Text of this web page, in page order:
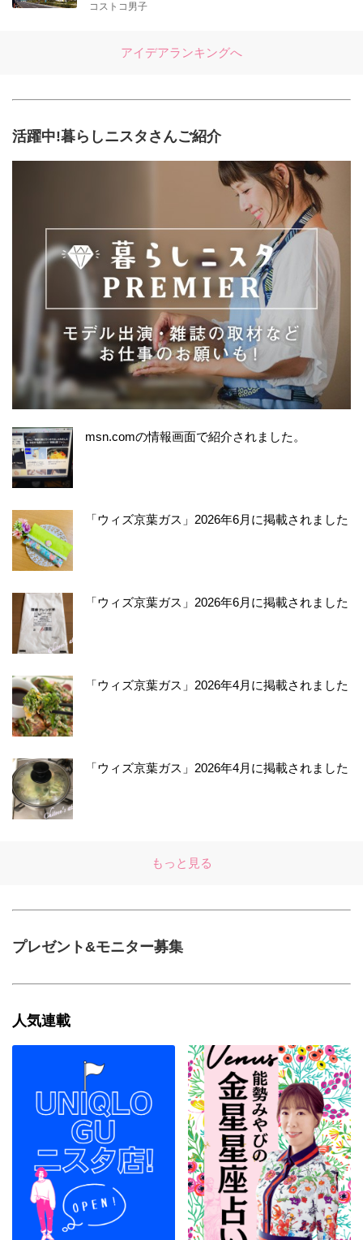
コストコ男子
アイデアランキングへ
活躍中!暮らしニスタさんご紹介
msn.comの情報画面で紹介されました。
「ウィズ京葉ガス」2026年6月に掲載されました
「ウィズ京葉ガス」2026年6月に掲載されました
「ウィズ京葉ガス」2026年4月に掲載されました
「ウィズ京葉ガス」2026年4月に掲載されました
もっと見る
プレゼント&モニター募集
人気連載